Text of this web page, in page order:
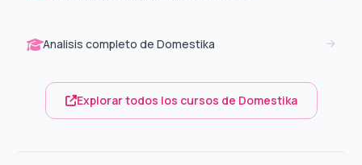
Analisis completo de Domestika
Explorar todos los cursos de Domestika